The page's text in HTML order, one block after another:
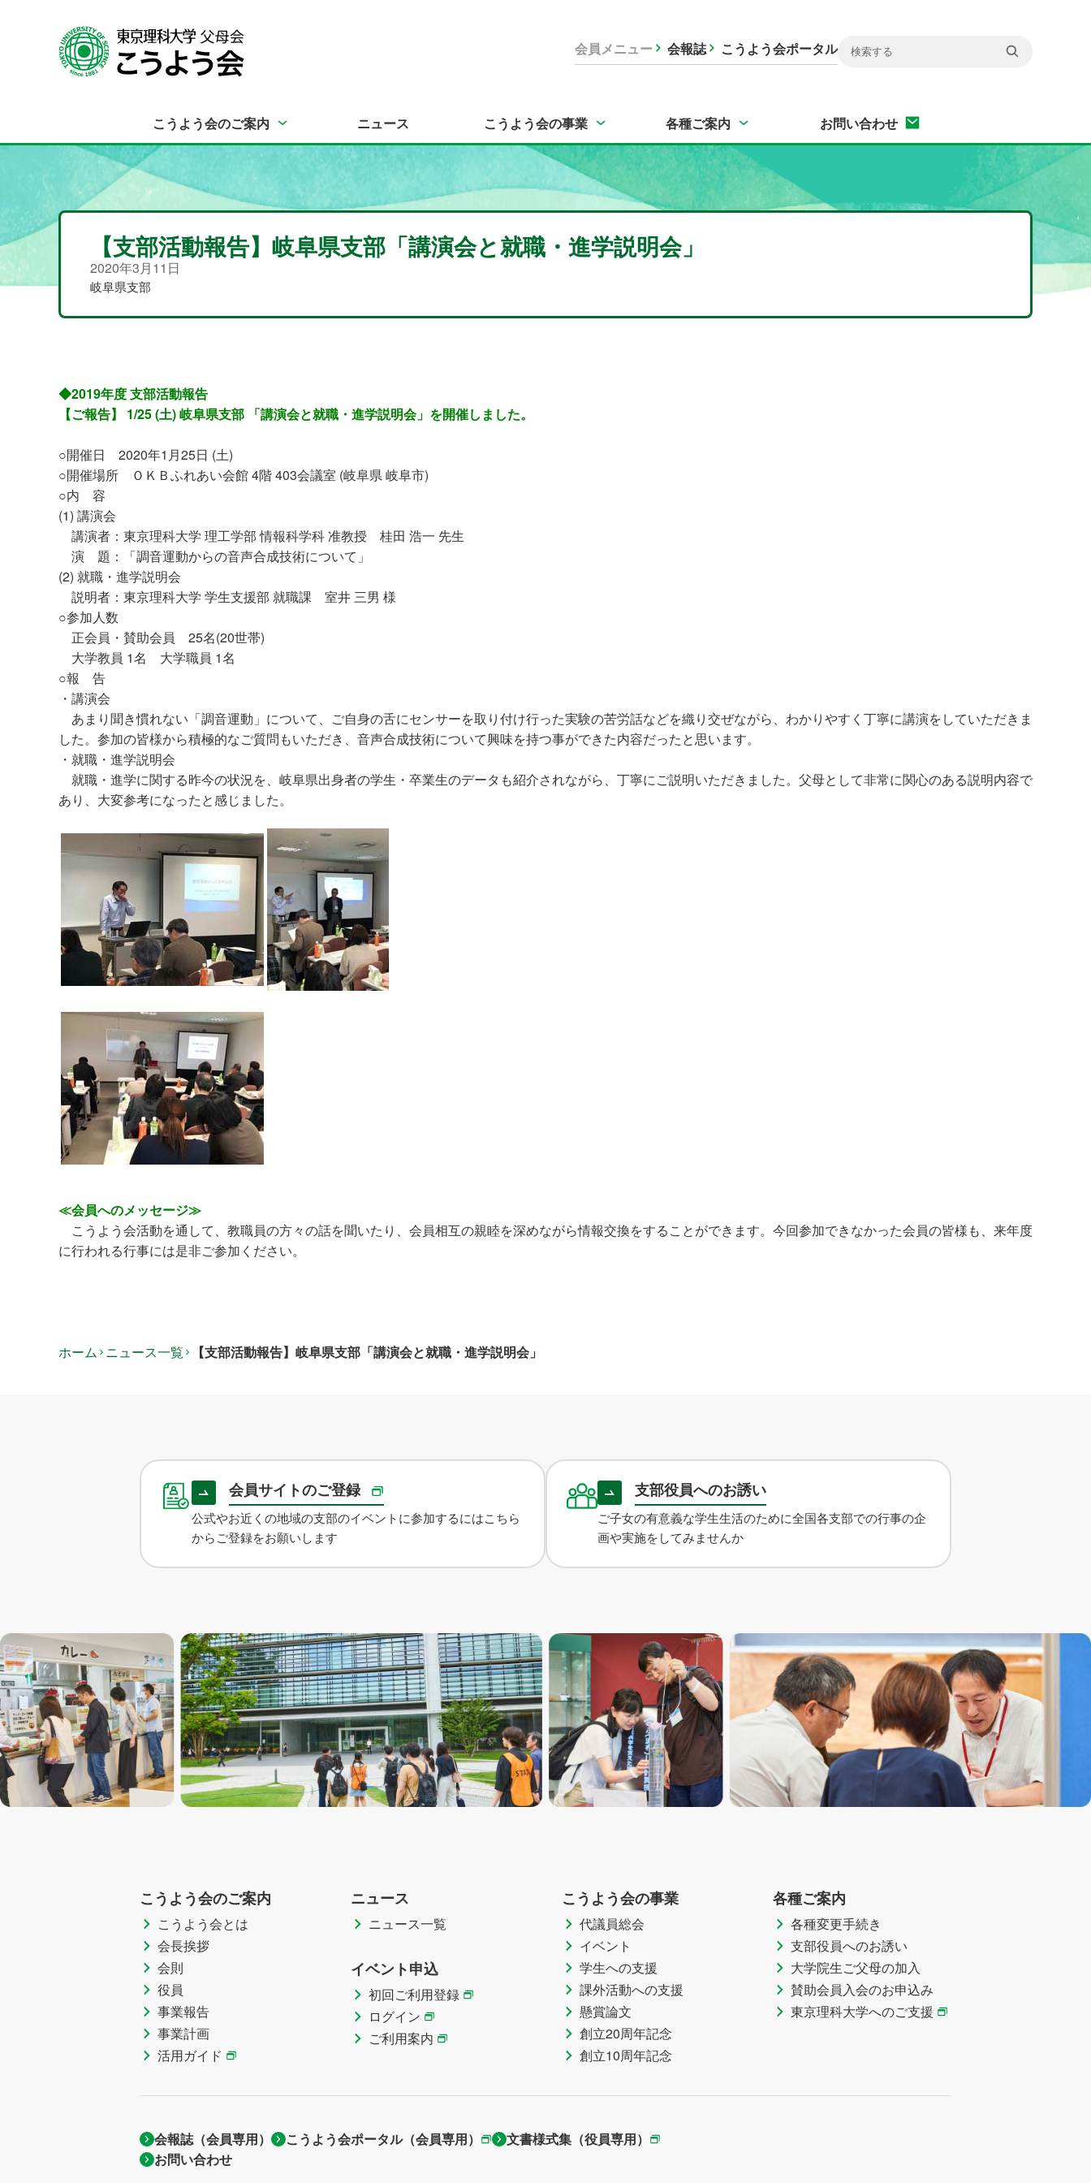
会員メニュー 会報誌 こうよう会ポータル
こうよう会のご案内 ニュース こうよう会の事業 各種ご案内 お問い合わせ
【支部活動報告】岐阜県支部「講演会と就職・進学説明会」
2020年3月11日
岐阜県支部
◆2019年度 支部活動報告
【ご報告】 1/25 (土) 岐阜県支部 「講演会と就職・進学説明会」を開催しました。
○開催日 2020年1 月25日 (土)
○開催場所 ＯＫＢふれあい会館 4階 403会議室 (岐阜県岐阜市)
○内 容
(1) 講演会
講演者：東京理科大学 理工学部 情報科学科 准教授 桂田 浩一 先生
演 題：「調音運動からの音声合成技術について」
(2) 就職・進学説明会
説明者：東京理科大学 学生支援部 就職課 室井 三男 様
○参加人数
正会員・賛助会員 25名(20世帯)
大学教員 1名 大学職員 1名
○報 告
・講演会
あまり聞き慣れない「調音運動」について、ご自身の舌にセンサーを取り付け行った実験の苦労話などを織り交ぜながら、わかりやすく丁寧に講演をしていただきま
した。参加の皆様から積極的なご質問もいただき、音声合成技術について興味を持つ事ができた内容だったと思います。
・就職・進学説明会
就職・進学に関する昨今の状況を、岐阜県出身者の学生・卒業生のデータも紹介されながら、丁寧にご説明いただきました。父母として非常に関心のある説明内容で
あり、大変参考になったと感じました。
≪会員へのメッセージ≫
こうよう会活動を通して、教職員の方々の話を聞いたり、会員相互の親睦を深めながら情報交換をすることができます。今回参加できなかった会員の皆様も、来年度
に行われる行事には是非ご参加ください。
ホーム ニュース一覧 【支部活動報告】岐阜県支部「講演会と就職・進学説明会」
会員サイトのご登録
公式やお近くの地域の支部のイベントに参加するにはこちら
からご登録をお願いします
支部役員へのお誘い
ご子女の有意義な学生生活のために全国各支部での行事の企
画や実施をしてみませんか
こうよう会のご案内
こうよう会とは
会長挨拶
会則
役員
事業報告
事業計画
活用ガイド
ニュース
ニュース一覧
イベント申込
初回ご利用登録
ログイン
ご利用案内
こうよう会の事業
代議員総会
イベント
学生への支援
課外活動への支援
懸賞論文
創立20周年記念
創立10周年記念
各種ご案内
各種変更手続き
支部役員へのお誘い
大学院生ご父母の加入
賛助会員入会のお申込み
東京理科大学へのご支援
会報誌（会員専用） こうよう会ポータル（会員専用）
文書様式集（役員専用）
お問い合わせ